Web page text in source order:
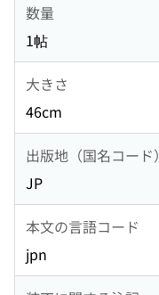
数量
1帖
大きさ
46cm
出版地（国名コード）
JP
本文の言語コード
jpn